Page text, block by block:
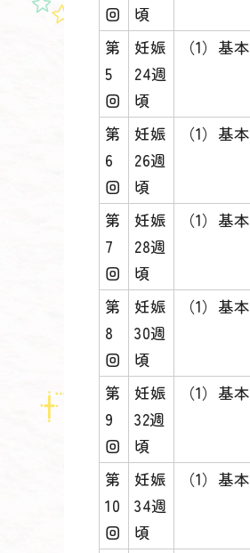
回
頃
第
5
回
妊娠
24週
頃
（1）基
第
6
回
妊娠
26週
頃
（1）基
第
7
回
妊娠
28週
頃
（1）基
第
8
回
妊娠
30週
頃
（1）基
第
9
回
妊娠
32週
頃
（1）基
第
10
回
妊娠
34週
頃
（1）基